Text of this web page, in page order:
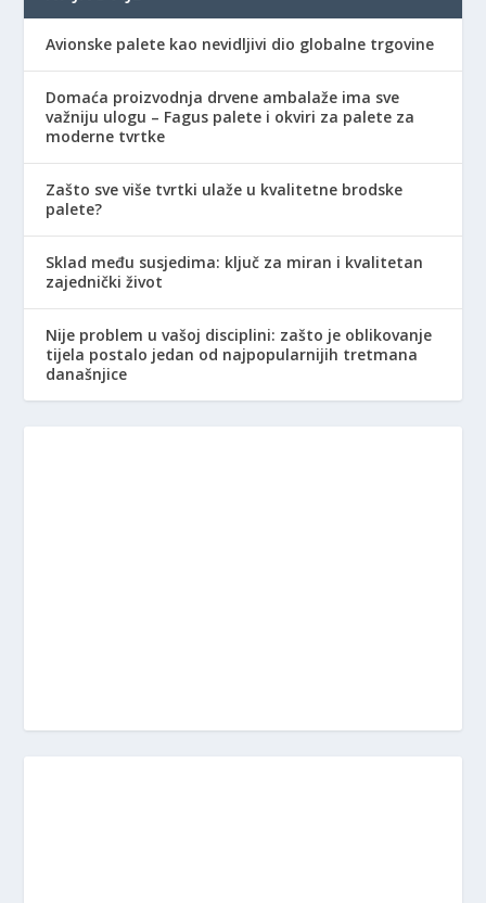
Avionske palete kao nevidljivi dio globalne trgovine
Domaća proizvodnja drvene ambalaže ima sve
važniju ulogu – Fagus palete i okviri za palete za
moderne tvrtke
Zašto sve više tvrtki ulaže u kvalitetne brodske
palete?
Sklad među susjedima: ključ za miran i kvalitetan
zajednički život
Nije problem u vašoj disciplini: zašto je oblikovanje
tijela postalo jedan od najpopularnijih tretmana
današnjice